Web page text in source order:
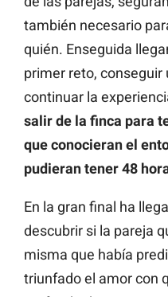
también necesario
quién. Enseguida
primer reto, conseguir
continuar la
salir de la finca para
que conocieran el
pudieran tener 48
En la gran final ha
descubrir si la pareja
misma que había
triunfado el amor con